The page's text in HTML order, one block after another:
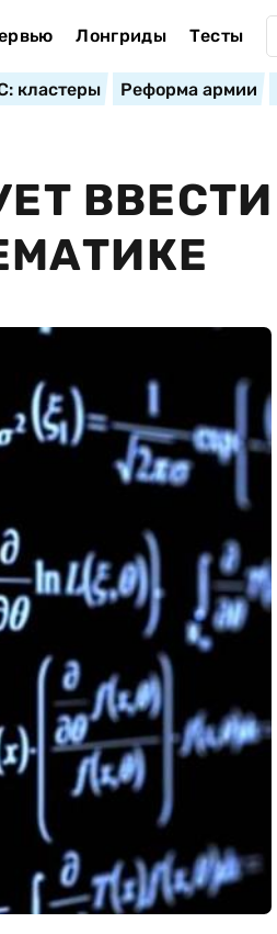
Лонгриды Тесты
кластеры Реформа армии
ВВЕСТИ